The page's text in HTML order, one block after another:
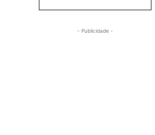
- Publicidade -